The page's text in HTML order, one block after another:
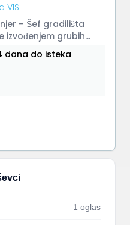
VIS
– Šef gradilišta
izvođenjem grubih
dana do isteka
1 oglas